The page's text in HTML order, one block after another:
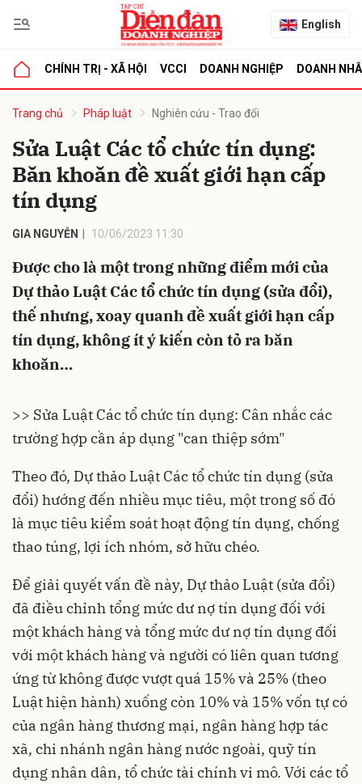
English
CHÍNH TRỊ - XÃ HỘI VCCI DOANH NGHIỆP DOANH
Trang chủ Pháp luật Nghiên cứu - Trao đổi
Sửa Luật Các tổ chức tín dụng:
Băn khoăn đề xuất giới hạn cấp
tín dụng
GIA NGUYỄN 10/06/2023 11:30
Được cho là một trong những điểm mới của
Dự thảo Luật Các tổ chức tín dụng (sửa đổi),
thế nhưng, xoay quanh đề xuất giới hạn cấp
tín dụng, không ít ý kiến còn tỏ ra băn
khoăn…
>> Sửa Luật Các tổ chức tín dụng: Cân nhắc các
trường hợp cần áp dụng "can thiệp sớm"
Theo đó, Dự thảo Luật Cáctổ chức tín dụng (sửa
đổi) hướng đến nhiều mục tiêu, một trong số đó
là mục tiêu kiểm soát hoạt động tín dụng, chống
thao túng, lợi ích nhóm, sở hữu chéo.
Để giải quyết vấn đề này, Dự thảo Luật (sửa đổi)
đã điều chỉnh tổng mức dư nợ tín dụng đối với
một khách hàng và tổng mức dư nợ tín dụng đối
với một khách hàng và người có liên quan tương
ứng từ không được vượt quá 15% và 25% (theo
Luật hiện hành) xuống còn 10% và 15% vốn tự có
của ngân hàng thương mại, ngân hàng hợp tác
xã, chi nhánh ngân hàng nước ngoài, quỹ tín
dụng nhân dân, tổ chức tài chính vi mô. Với các tổ
luận
Hủy